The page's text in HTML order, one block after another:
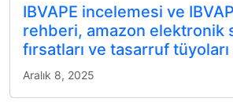
IBVAPE incelemesi ve
rehberi, amazon elektronik
fırsatları ve tasarruf tüyoları
Aralık 8, 2025